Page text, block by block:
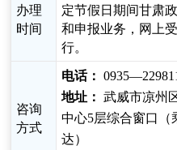
办理
时间
定节假日期间甘肃
和申报业务，网上
行。
咨询
方式
电话：
地址： 武威市凉州
中心5层综合窗口（
达）